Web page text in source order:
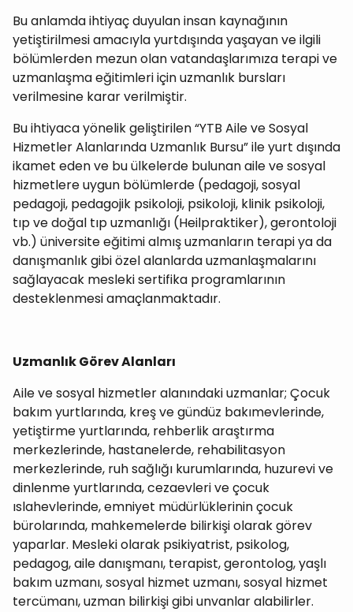
Bu anlamda ihtiyaç duyulan insan kaynağının
yetiştirilmesi amacıyla yurtdışında yaşayan ve ilgili
bölümlerden mezun olan vatandaşlarımıza terapi ve
uzmanlaşma eğitimleri için uzmanlık bursları
verilmesine karar verilmiştir.
Bu ihtiyaca yönelik geliştirilen “YTB Aile ve Sosyal
Hizmetler Alanlarında Uzmanlık Bursu” ile yurt dışında
ikamet eden ve bu ülkelerde bulunan aile ve sosyal
hizmetlere uygun bölümlerde (pedagoji, sosyal
pedagoji, pedagojik psikoloji, psikoloji, klinik psikoloji,
tıp ve doğal tıp uzmanlığı (Heilpraktiker), gerontoloji
vb.) üniversite eğitimi almış uzmanların terapi ya da
danışmanlık gibi özel alanlarda uzmanlaşmalarını
sağlayacak mesleki sertifika programlarının
desteklenmesi amaçlanmaktadır.
Uzmanlık Görev Alanları
Aile ve sosyal hizmetler alanındaki uzmanlar; Çocuk
bakım yurtlarında, kreş ve gündüz bakımevlerinde,
yetiştirme yurtlarında, rehberlik araştırma
merkezlerinde, hastanelerde, rehabilitasyon
merkezlerinde, ruh sağlığı kurumlarında, huzurevi ve
dinlenme yurtlarında, cezaevleri ve çocuk
ıslahevlerinde, emniyet müdürlüklerinin çocuk
bürolarında, mahkemelerde bilirkişi olarak görev
yaparlar. Mesleki olarak psikiyatrist, psikolog,
pedagog, aile danışmanı, terapist, gerontolog, yaşlı
bakım uzmanı, sosyal hizmet uzmanı, sosyal hizmet
tercümanı, uzman bilirkişi gibi unvanlar alabilirler.